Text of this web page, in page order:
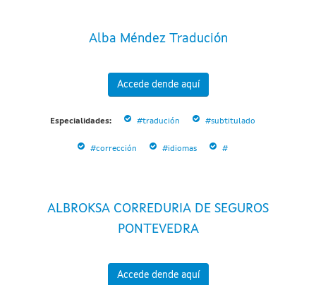
Alba Méndez Tradución
Accede dende aquí
Especialidades: #tradución #subtitulado
#corrección #idiomas #
ALBROKSA CORREDURIA DE SEGUROS
PONTEVEDRA
Accede dende aquí